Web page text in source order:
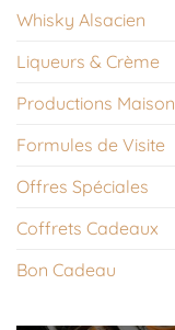
Whisky Alsacien
Liqueurs & Crème
Productions Maison
Formules de Visite
Offres Spéciales
Coffrets Cadeaux
Bon Cadeau